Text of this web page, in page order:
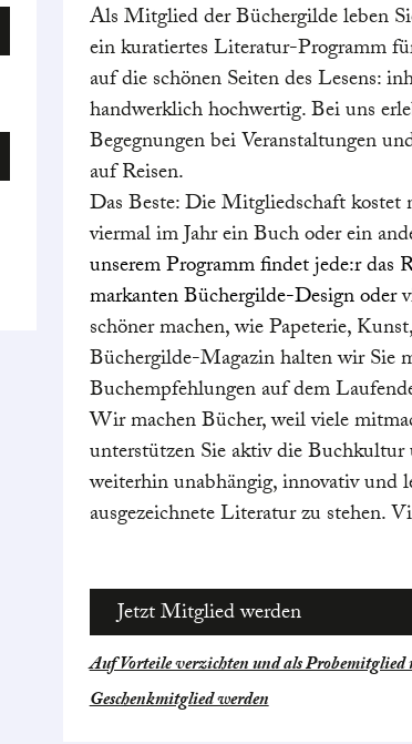
Als Mitglied der Büchergilde leben
ein kuratiertes Literatur-Programm
auf die schönen Seiten des Lesens:
handwerklich hochwertig. Bei uns
Begegnungen bei Veranstaltungen
auf Reisen.
Das Beste: Die Mitgliedschaft kostet
viermal im Jahr ein Buch oder ein
unserem Programm findet jede:r das
markanten Büchergilde-Design oder
schöner machen, wie Papeterie,
Büchergilde-Magazin halten wir Sie
Buchempfehlungen auf dem
Wir machen Bücher, weil viele
unterstützen Sie aktiv die
weiterhin unabhängig, innovativ und
ausgezeichnete Literatur zu stehen.
Jetzt Mitglied werden
Auf Vorteile verzichten und als
Geschenkmitglied werden